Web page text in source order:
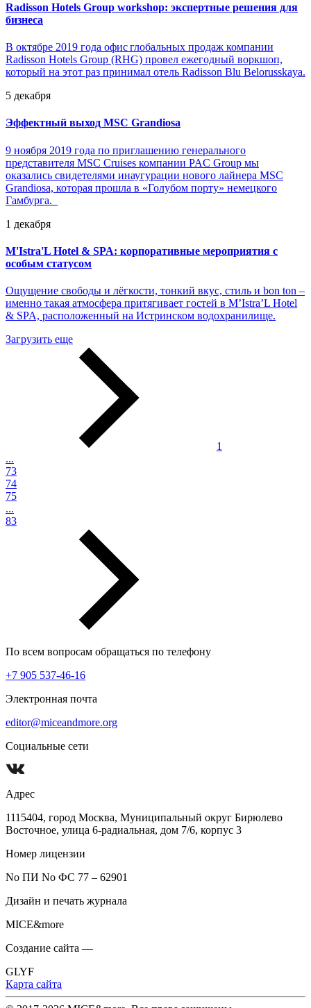
Radisson Hotels Group workshop: экспертные решения для
бизнеса
В октябре 2019 года офис глобальных продаж компании
Radisson Hotels Group (RHG) провел ежегодный воркшоп,
который на этот раз принимал отель Radisson Blu Belorusskaya.
5 декабря
Эффектный выход MSC Grandiosa
9 ноября 2019 года по приглашению генерального
представителя MSC Cruises компании PAC Group мы
оказались свидетелями инаугурации нового лайнера MSC
Grandiosa, которая прошла в «Голубом порту» немецкого
Гамбурга.
1 декабря
M'Istra'L Hotel & SPA: корпоративные мероприятия с
особым статусом
Ощущение свободы и лёгкости, тонкий вкус, стиль и bon ton –
именно такая атмосфера притягивает гостей в M’Istra’L Hotel
& SPA, расположенный на Истринском водохранилище.
Загрузить еще
1
...
73
74
75
...
83
По всем вопросам обращаться по телефону
+7 905 537-46-16
Электронная почта
editor@miceandmore.org
Социальные сети
Адрес
1115404, город Москва, Муниципальный округ Бирюлево
Восточное, улица 6-радиальная, дом 7/6, корпус 3
Номер лицензии
No ПИ No ФС 77 – 62901
Дизайн и печать журнала
MICE&more
Создание сайта —
GLYF
Карта сайта